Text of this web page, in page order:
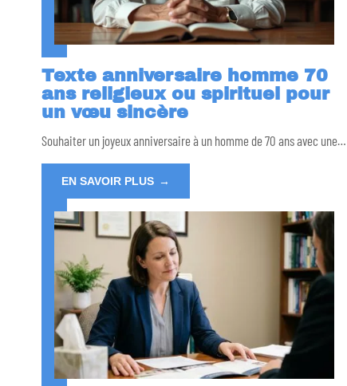
Texte anniversaire homme 70
ans religieux ou spirituel pour
un vœu sincère
Souhaiter un joyeux anniversaire à un homme de 70 ans avec une…
EN SAVOIR PLUS